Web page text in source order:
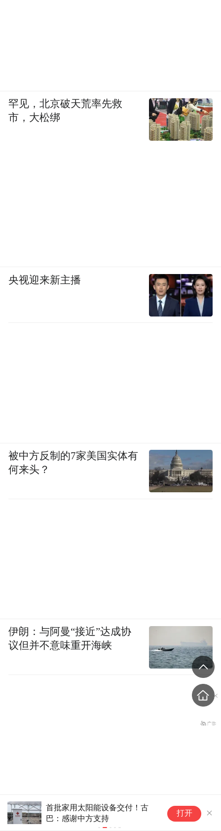
首批家用太阳能设备交付！古
巴：感谢中方支持
打开
罕见，北京破天荒率先救
市，大松绑
央视迎来新主播
被中方反制的7家美国实体有
何来头？
伊朗：与阿曼“接近”达成协
议但并不意味重开海峡
公交考核一刀切司机不敢开
空调：别把压力转嫁一线员